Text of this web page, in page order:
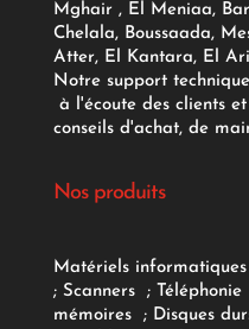
Mghair , El Meniaa,
Chelala, Boussaada,
Atter, El Kantara, El
Notre support
à l'écoute des clients
conseils d'achat, de
Nos produits
Matériels informatiques
; Scanners ; Téléphonie
mémoires
; Disques